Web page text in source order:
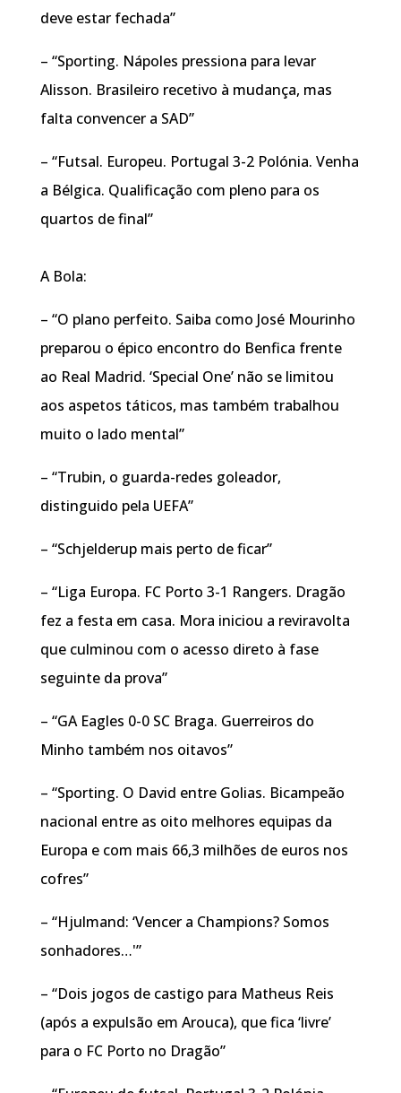
deve estar fechada”
– “Sporting. Nápoles pressiona para levar
Alisson. Brasileiro recetivo à mudança, mas
falta convencer a SAD”
– “Futsal. Europeu. Portugal 3-2 Polónia. Venha
a Bélgica. Qualificação com pleno para os
quartos de final”
A Bola:
– “O plano perfeito. Saiba como José Mourinho
preparou o épico encontro do Benfica frente
ao Real Madrid. ‘Special One’ não se limitou
aos aspetos táticos, mas também trabalhou
muito o lado mental”
– “Trubin, o guarda-redes goleador,
distinguido pela UEFA”
– “Schjelderup mais perto de ficar”
– “Liga Europa. FC Porto 3-1 Rangers. Dragão
fez a festa em casa. Mora iniciou a reviravolta
que culminou com o acesso direto à fase
seguinte da prova”
– “GA Eagles 0-0 SC Braga. Guerreiros do
Minho também nos oitavos”
– “Sporting. O David entre Golias. Bicampeão
nacional entre as oito melhores equipas da
Europa e com mais 66,3 milhões de euros nos
cofres”
– “Hjulmand: ‘Vencer a Champions? Somos
sonhadores…'”
– “Dois jogos de castigo para Matheus Reis
(após a expulsão em Arouca), que fica ‘livre’
para o FC Porto no Dragão”